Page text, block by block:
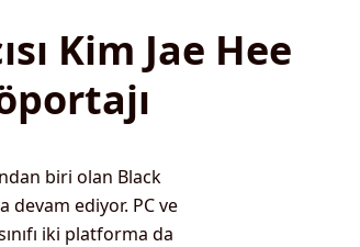
Kim Jae Hee
biri olan Black
ediyor. PC ve
iki platforma da